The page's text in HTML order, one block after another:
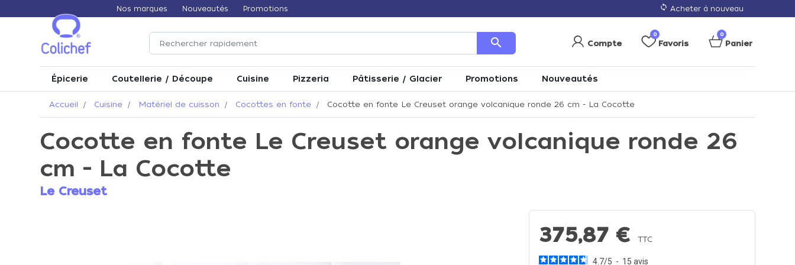
Nos marques Nouveautés Promotions loop Acheter à nouveau
search Compte
0
Favoris
0
Panier
Épicerie Coutellerie / Découpe Cuisine Pizzeria Pâtisserie / Glacier Promotions Nouveautés
Accueil Cuisine Matériel de cuisson Cocottes en fonte Cocotte en fonte Le Creuset orange volcanique ronde 26 cm - La Cocotte
Cocotte en fonte Le Creuset orange volcanique ronde 26
cm - La Cocotte
Le Creuset
375,87 € TTC
4.7/5 - 15 avis